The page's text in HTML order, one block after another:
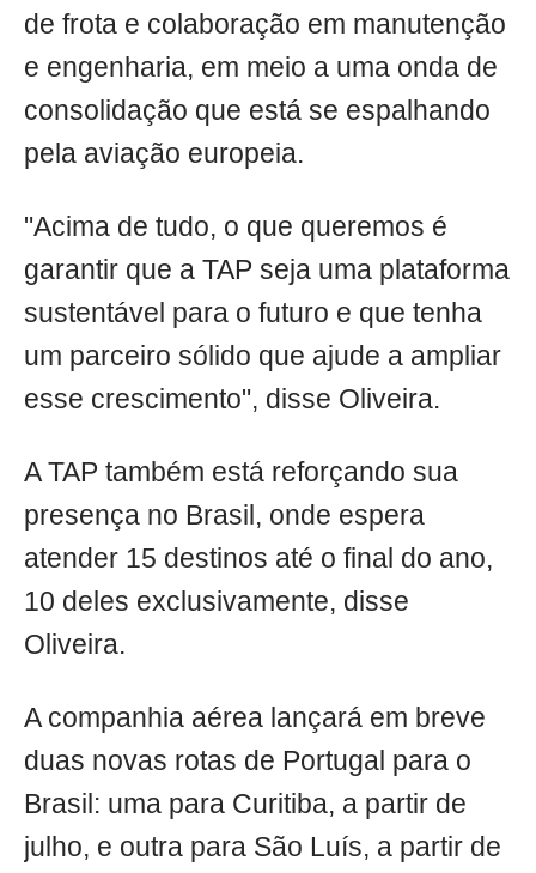
de frota e colaboração em manutenção
e engenharia, em meio a uma onda de
consolidação que está se espalhando
pela aviação europeia.
"Acima de tudo, o que queremos é
garantir que a TAP seja uma plataforma
sustentável para o futuro e que tenha
um parceiro sólido que ajude a ampliar
esse crescimento", disse Oliveira.
A TAP também está reforçando sua
presença no Brasil, onde espera
atender 15 destinos até o final do ano,
10 deles exclusivamente, disse
Oliveira.
A companhia aérea lançará em breve
duas novas rotas de Portugal para o
Brasil: uma para Curitiba, a partir de
julho, e outra para São Luís, a partir de